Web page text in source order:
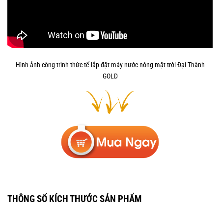
Hình ảnh công trình thức tế lắp đặt máy nước nóng mặt trời Đại Thành
GOLD
THÔNG SỐ KÍCH THƯỚC SẢN PHẨM